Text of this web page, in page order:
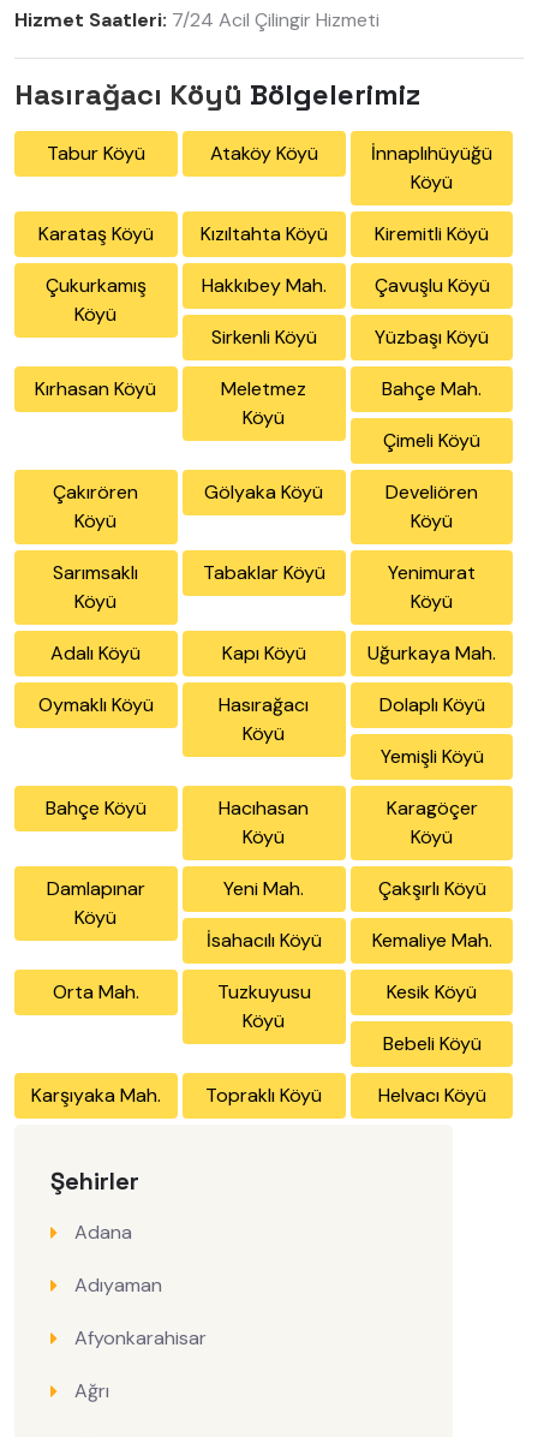
Şehirler
Adana
Adıyaman
Afyonkarahisar
Ağrı
Hizmet Saatleri: 7/24 Acil Çilingir Hizmeti
Hasırağacı Köyü Bölgelerimiz
Tabur Köyü Ataköy Köyü
İnnaplıhüyüğü
Köyü
Karataş Köyü Kızıltahta Köyü Kiremitli Köyü
Çukurkamış
Köyü
Hakkıbey Mah. Çavuşlu Köyü
Sirkenli Köyü Yüzbaşı Köyü
Kırhasan Köyü
Meletmez
Köyü
Bahçe Mah.
Çimeli Köyü
Çakırören
Köyü
Gölyaka Köyü
Develiören
Köyü
Sarımsaklı
Köyü
Tabaklar Köyü
Yenimurat
Köyü
Adalı Köyü Kapı Köyü Uğurkaya Mah.
Oymaklı Köyü
Hasırağacı
Köyü
Dolaplı Köyü
Yemişli Köyü
Bahçe Köyü
Hacıhasan
Köyü
Karagöçer
Köyü
Damlapınar
Köyü
Yeni Mah. Çakşırlı Köyü
İsahacılı Köyü Kemaliye Mah.
Orta Mah.
Tuzkuyusu
Köyü
Kesik Köyü
Bebeli Köyü
Karşıyaka Mah. Topraklı Köyü Helvacı Köyü